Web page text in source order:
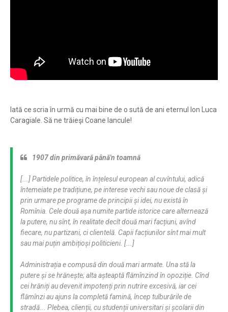
Iată ce scria în urmă cu mai bine de o sută de ani eternul Ion Luca
Caragiale. Să ne trăieşi Coane Iancule!
1907 din primăvară până'n toamnă
[...] Partidele politice, în înțelesul european al cuvîntului, adică
întemeiate pe tradițiune, pe interese vechi sau noue de clasă și
prin urmare pe programe de principii și idei, nu există în
Romînia. Cele două așa numite partide istorice care alternează
la putere, nu sînt, în realitate decît două mari facțiuni, avînd
fiecare, nu partizani, ci clientelă. Capii facțiunilor sînt mai mult
sau mai puțin ambițioși politicieni. [...]
Administrația e compusă din două mari armate. Una stă la
putere și se hrănește; alta așteaptă flămînzind în opoziție. Cînd
cei hrăniți au devenit impotenți prin nutrire excesivă, iar cei
flămînzi au ajuns la completă famină, încep tulburările de
stradă... Plebea, clienții, cu studenții universitari și școlarii din